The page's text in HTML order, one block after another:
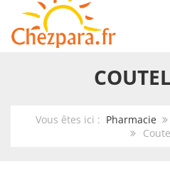
Vous êtes ici : Pharmacie